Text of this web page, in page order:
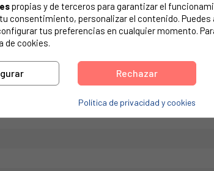
tu electrodoméstico. Suele estar formado por
EDESA, FAGOR
propias y de terceros para garantizar el
consentimiento, personalizar el contenido.
tus preferencias en cualquier momento.
de cookies.
Rechazar
Política de privacidad y cookies